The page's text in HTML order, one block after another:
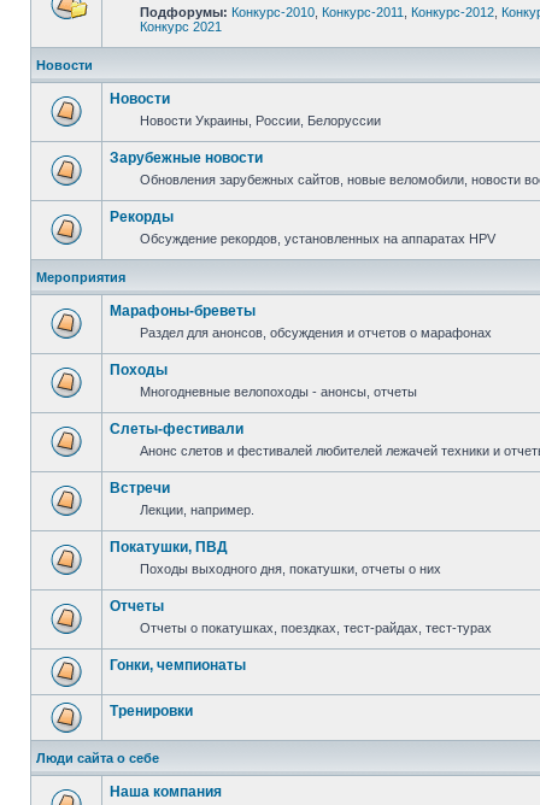
Подфорумы: Конкурс-2010 Конкурс-2011 Конкурс-2012
Конкурс 2021
Новости
Новости
Новости Украины, России, Белоруссии
Зарубежные новости
Обновления зарубежных сайтов, новые веломобили, новости
Рекорды
Обсуждение рекордов, установленных на аппаратах HPV
Мероприятия
Марафоны-бреветы
Раздел для анонсов, обсуждения и отчетов о марафонах
Походы
Многодневные велопоходы - анонсы, отчеты
Слеты-фестивали
Анонс слетов и фестивалей любителей лежачей техники и
Встречи
Лекции, например.
Покатушки, ПВД
Походы выходного дня, покатушки, отчеты о них
Отчеты
Отчеты о покатушках, поездках, тест-райдах, тест-турах
Гонки, чемпионаты
Тренировки
Люди сайта о себе
Наша компания